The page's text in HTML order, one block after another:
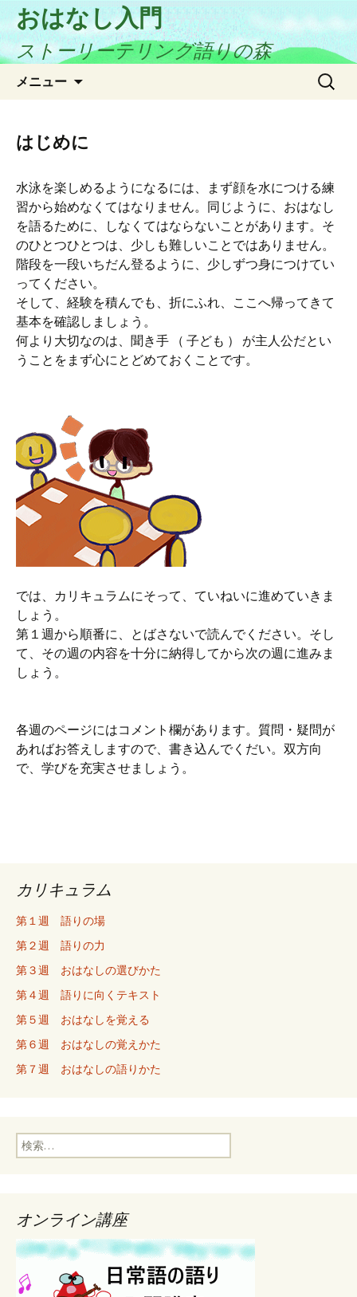
おはなし入門
ストーリーテリング語りの森
メニュー
ツ
ス
キ
ッ
プ
検
はじめに
水泳を楽しめるようになるには、まず顔を水につける練
習から始めなくてはなりません。同じように、おはなし
を語るために、しなくてはならないことがあります。そ
のひとつひとつは、少しも難しいことではありません。
階段を一段いちだん登るように、少しずつ身につけてい
ってください。
そして、経験を積んでも、折にふれ、ここへ帰ってきて
基本を確認しましょう。
何より大切なのは、聞き手 （ 子ども ） が主人公だとい
うことをまず心にとどめておくことです。
では、カリキュラムにそって、ていねいに進めていきま
しょう。
第１週から順番に、とばさないで読んでください。そし
て、その週の内容を十分に納得してから次の週に進みま
しょう。
各週のページにはコメント欄があります。質問・疑問が
あればお答えしますので、書き込んでくだい。双方向
で、学びを充実させましょう。
カリキュラム
第１週 語りの場
第２週 語りの力
第３週 おはなしの選びかた
第４週 語りに向くテキスト
第５週 おはなしを覚える
第６週 おはなしの覚えかた
第７週 おはなしの語りかた
検
索
オンライン講座